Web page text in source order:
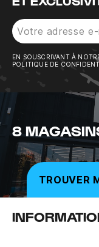
EN SOUSCRIVANT À
POLITIQUE DE
8
TROUVER